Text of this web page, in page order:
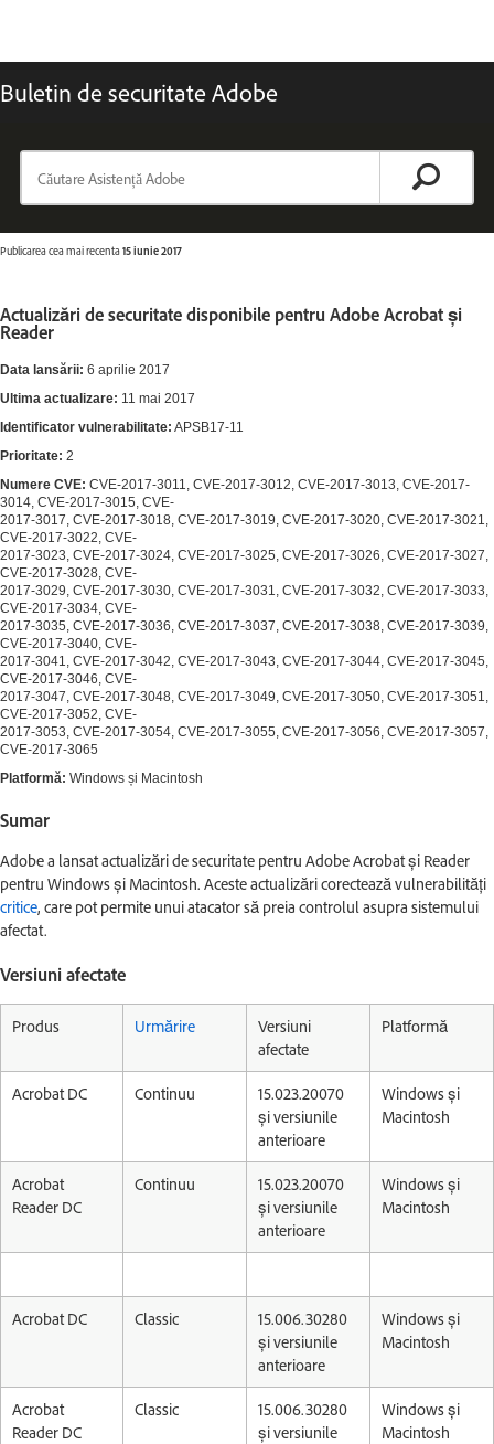
Buletin de securitate Adobe
Publicarea cea mai recenta15 iunie 2017
Actualizări de securitate disponibile pentru Adobe Acrobat și
Reader
Data lansării: 6 aprilie 2017
Ultima actualizare: 11 mai 2017
Identificator vulnerabilitate: APSB17-11
Prioritate: 2
Numere CVE: CVE-2017-3011, CVE-2017-3012, CVE-2017-3013, CVE-2017-
3014, CVE-2017-3015, CVE-
2017-3017, CVE-2017-3018, CVE-2017-3019, CVE-2017-3020, CVE-2017-3021,
CVE-2017-3022, CVE-
2017-3023, CVE-2017-3024, CVE-2017-3025, CVE-2017-3026, CVE-2017-3027,
CVE-2017-3028, CVE-
2017-3029, CVE-2017-3030, CVE-2017-3031, CVE-2017-3032, CVE-2017-3033,
CVE-2017-3034, CVE-
2017-3035, CVE-2017-3036, CVE-2017-3037, CVE-2017-3038, CVE-2017-3039,
CVE-2017-3040, CVE-
2017-3041, CVE-2017-3042, CVE-2017-3043, CVE-2017-3044, CVE-2017-3045,
CVE-2017-3046, CVE-
2017-3047, CVE-2017-3048, CVE-2017-3049, CVE-2017-3050, CVE-2017-3051,
CVE-2017-3052, CVE-
2017-3053, CVE-2017-3054, CVE-2017-3055, CVE-2017-3056, CVE-2017-3057,
CVE-2017-3065
Platformă: Windows și Macintosh
Sumar
Adobe a lansat actualizări de securitate pentru Adobe Acrobat și Reader
pentru Windows și Macintosh. Aceste actualizări corectează vulnerabilități
critice, care pot permite unui atacator să preia controlul asupra sistemului
afectat.
Versiuni afectate
Produs Urmărire
Versiuni
afectate
Platformă
Acrobat DC Continuu
15.023.20070
și versiunile
anterioare
Windows și
Macintosh
Acrobat
Reader DC
Continuu
15.023.20070
și versiunile
anterioare
Windows și
Macintosh
Acrobat DC Classic
15.006.30280
și versiunile
anterioare
Windows și
Macintosh
Acrobat
Reader DC
Classic
15.006.30280
și versiunile
Windows și
Macintosh